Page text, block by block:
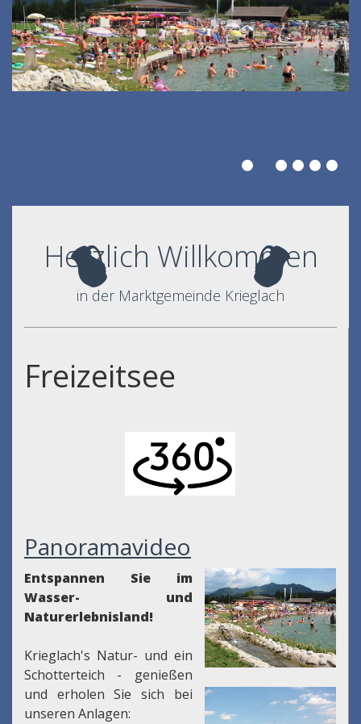
Herzlich Willkommen
in der Marktgemeinde Krieglach
Freizeitsee
Panoramavideo
Entspannen Sie im
Wasser- und
Naturerlebnisland!
Krieglach's Natur- und ein
Schotterteich - genießen
und erholen Sie sich bei
unseren Anlagen: